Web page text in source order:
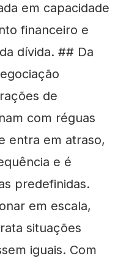
em capacidade
financeiro e
dívida. ## Da
de
com réguas
entra em atraso,
e é
predefinidas.
em escala,
situações
iguais. Com